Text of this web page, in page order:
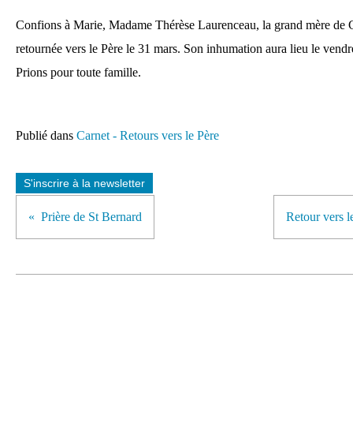
Confions à Marie, Madame Thérèse Laurenceau, la grand mère de
retournée vers le Père le 31 mars. Son inhumation aura lieu le
Prions pour toute famille.
Publié dans Carnet - Retours vers le Père
S'inscrire à la newsletter
Prière de St Bernard Retour vers